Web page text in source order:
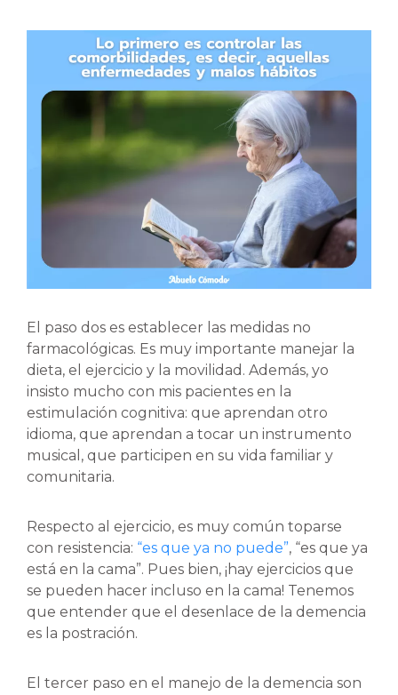
El paso dos es establecer las medidas no
farmacológicas. Es muy importante manejar la
dieta, el ejercicio y la movilidad. Además, yo
insisto mucho con mis pacientes en la
estimulación cognitiva: que aprendan otro
idioma, que aprendan a tocar un instrumento
musical, que participen en su vida familiar y
comunitaria.
Respecto al ejercicio, es muy común toparse
con resistencia: “es que ya no puede”, “es que ya
está en la cama”. Pues bien, ¡hay ejercicios que
se pueden hacer incluso en la cama! Tenemos
que entender que el desenlace de la demencia
es la postración.
El tercer paso en el manejo de la demencia son